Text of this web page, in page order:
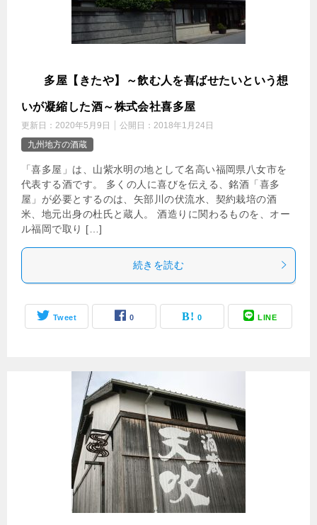
多屋【きたや】～飲む人を喜ばせたいという想
いが凝縮した酒～株式会社喜多屋
更新日： 2020年5月9日 公開日： 2018年1月24日
九州地方の酒蔵
「喜多屋」は、山紫水明の地として名高い福岡県八女市を
代表する酒です。 多くの人に喜びを伝える、銘酒「喜多
屋」が必要とするのは、矢部川の伏流水、契約栽培の酒
米、地元出身の杜氏と蔵人。 酒造りに関わるものを、オー
ル福岡で取り […]
続きを読む
Tweet 0 0 LINE